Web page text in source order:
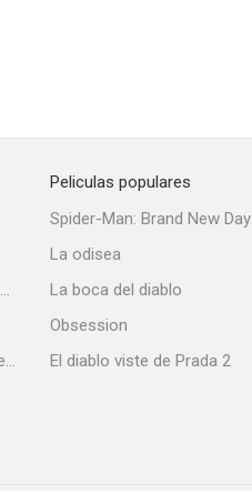
Stuart no consigue salvar el universo
Operaciones especiales: Lioness
Peliculas populares
Spider-Man: Brand New Day
La odisea
La boca del diablo
Obsession
El diablo viste de Prada 2